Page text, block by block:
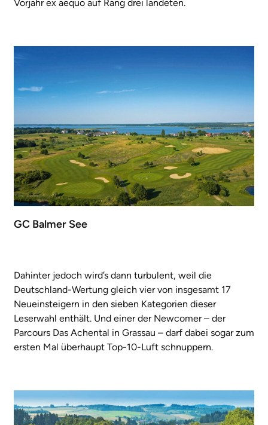
Vorjahr ex aequo auf Rang drei landeten.
GC Balmer See
Dahinter jedoch wird’s dann turbulent, weil die
Deutschland-Wertung gleich vier von insgesamt 17
Neueinsteigern in den sieben Kategorien dieser
Leserwahl enthält. Und einer der Newcomer – der
Parcours Das Achental in Grassau – darf dabei sogar zum
ersten Mal überhaupt Top-10-Luft schnuppern.